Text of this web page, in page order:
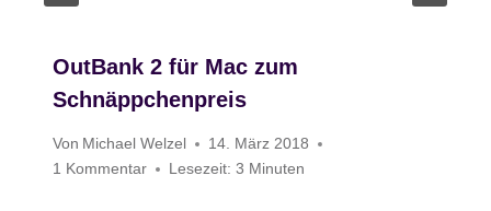
OutBank 2 für Mac zum
Schnäppchenpreis
Von Michael Welzel
14. März 2018
1 Kommentar
Lesezeit: 3 Minuten